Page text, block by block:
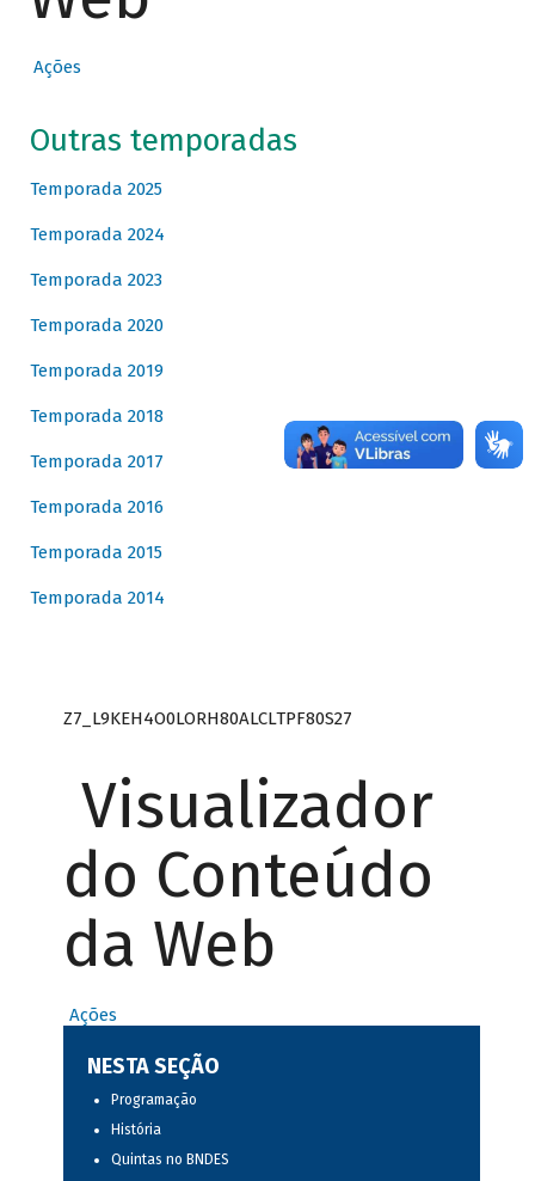
Ações
Outras temporadas
Temporada 2025
Temporada 2024
Temporada 2023
Temporada 2020
Temporada 2019
Temporada 2018
Temporada 2017
Temporada 2016
Temporada 2015
Temporada 2014
Z7_L9KEH4O0LORH80ALCLTPF80S27
Visualizador
do Conteúdo
da Web
Ações
NESTA SEÇÃO
Programação
História
Quintas no BNDES